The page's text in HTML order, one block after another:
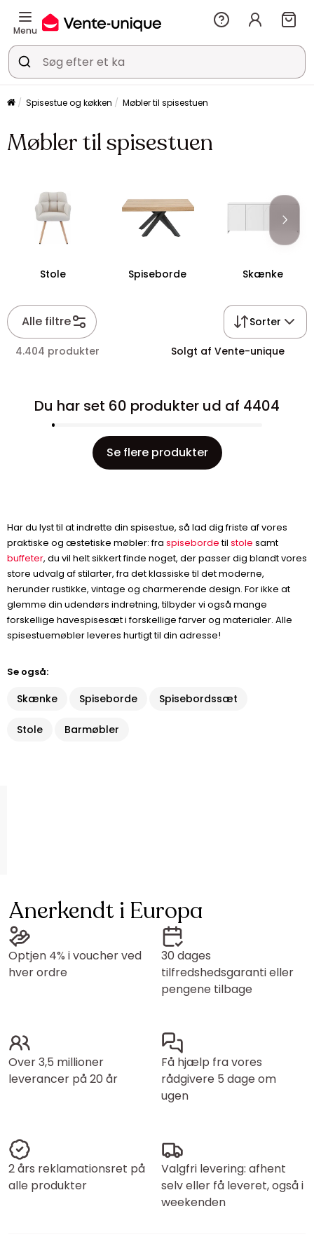
Menu
Spisestue og køkken Møbler til spisestuen
Møbler til spisestuen
Stole Spiseborde Skænke
Alle filtre Sorter
4.404 produkter Solgt af Vente-unique
Du har set 60 produkter ud af 4404
Se flere produkter
Har du lyst til at indrette din spisestue, så lad dig friste af vores
praktiske og æstetiske møbler: fra spisebordetil stole samt
buffeter, du vil helt sikkert finde noget, der passer dig blandt vores
store udvalg af stilarter, fra det klassiske til det moderne,
herunder rustikke, vintage og charmerende design. For ikke at
glemme din udendørs indretning, tilbyder vi også mange
forskellige havespisesæt i forskellige farver og materialer. Alle
spisestuemøbler leveres hurtigt til din adresse!
Se også:
Skænke Spiseborde Spisebordssæt
Stole Barmøbler
Anerkendt i Europa
Optjen 4% i voucher ved
hver ordre
30 dages
tilfredshedsgaranti eller
pengene tilbage
Over 3,5 millioner
leverancer på 20 år
Få hjælp fra vores
rådgivere 5 dage om
ugen
2 års reklamationsret på
alle produkter
Valgfri levering: afhent
selv eller få leveret, også i
weekenden